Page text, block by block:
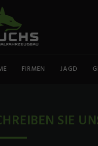
FIRMEN JAGD
SIE